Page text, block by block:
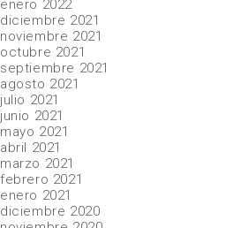
enero 2022
diciembre 2021
noviembre 2021
octubre 2021
septiembre 2021
agosto 2021
julio 2021
junio 2021
mayo 2021
abril 2021
marzo 2021
febrero 2021
enero 2021
diciembre 2020